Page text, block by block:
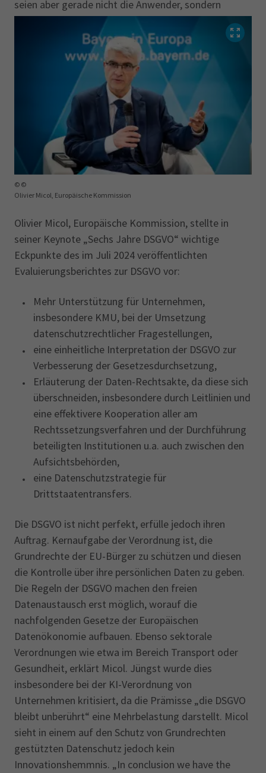
seien aber gerade nicht die Anwender, sondern
vielmehr die Hersteller und Anbieter von technischen
Olivier Micol, Europäische Kommission
© ©
Olivier Micol, Europäische Kommission, stellte in
seiner Keynote „Sechs Jahre DSGVO“ wichtige
Eckpunkte des im Juli 2024 veröffentlichten
Evaluierungsberichtes zur DSGVO vor:
Mehr Unterstützung für Unternehmen,
insbesondere KMU, bei der Umsetzung
datenschutzrechtlicher Fragestellungen,
eine einheitliche Interpretation der DSGVO zur
Verbesserung der Gesetzesdurchsetzung,
Erläuterung der Daten-Rechtsakte, da diese sich
überschneiden, insbesondere durch Leitlinien und
eine effektivere Kooperation aller am
Rechtssetzungsverfahren und der Durchführung
beteiligten Institutionen u.a. auch zwischen den
Aufsichtsbehörden,
eine Datenschutzstrategie für
Drittstaatentransfers.
Die DSGVO ist nicht perfekt, erfülle jedoch ihren
Auftrag. Kernaufgabe der Verordnung ist, die
Grundrechte der EU-Bürger zu schützen und diesen
die Kontrolle über ihre persönlichen Daten zu geben.
Die Regeln der DSGVO machen den freien
Datenaustausch erst möglich, worauf die
nachfolgenden Gesetze der Europäischen
Datenökonomie aufbauen. Ebenso sektorale
Verordnungen wie etwa im Bereich Transport oder
Gesundheit, erklärt Micol. Jüngst wurde dies
insbesondere bei der KI-Verordnung von
Unternehmen kritisiert, da die Prämisse „die DSGVO
bleibt unberührt“ eine Mehrbelastung darstellt. Micol
sieht in einem auf den Schutz von Grundrechten
gestützten Datenschutz jedoch kein
Innovationshemmnis. „In conclusion we have the